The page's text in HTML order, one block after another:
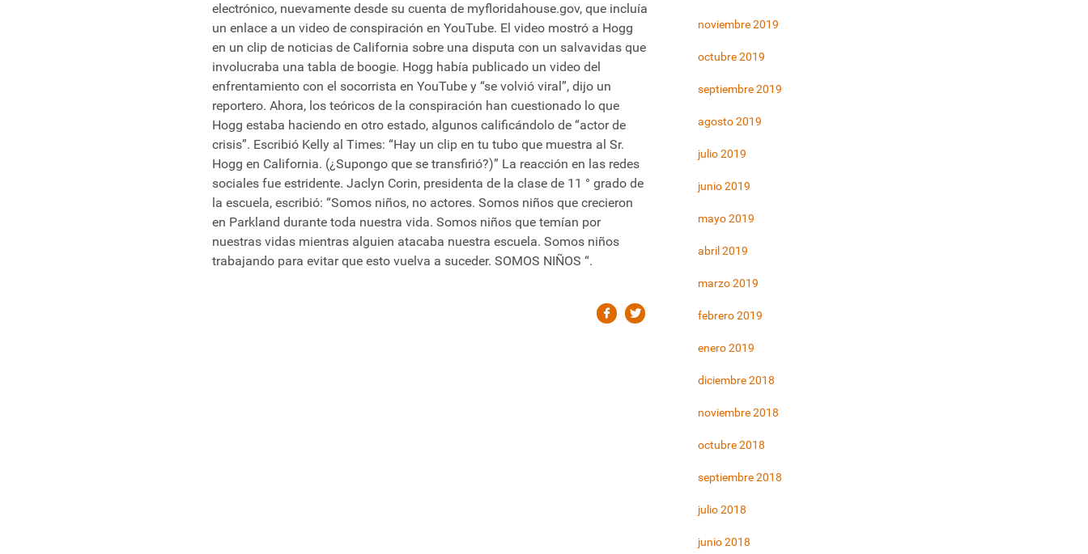
electrónico, nuevamente desde su cuenta de myfloridahouse.gov, que incluía
un enlace a un video de conspiración en YouTube. El video mostró a Hogg
en un clip de noticias de California sobre una disputa con un salvavidas que
involucraba una tabla de boogie. Hogg había publicado un video del
enfrentamiento con el socorrista en YouTube y “se volvió viral”, dijo un
reportero. Ahora, los teóricos de la conspiración han cuestionado lo que
Hogg estaba haciendo en otro estado, algunos calificándolo de “actor de
crisis”. Escribió Kelly al Times: “Hay un clip en tu tubo que muestra al Sr.
Hogg en California. (¿Supongo que se transfirió?)” La reacción en las redes
sociales fue estridente. Jaclyn Corin, presidenta de la clase de 11 ° grado de
la escuela, escribió: “Somos niños, no actores. Somos niños que crecieron
en Parkland durante toda nuestra vida. Somos niños que temían por
nuestras vidas mientras alguien atacaba nuestra escuela. Somos niños
trabajando para evitar que esto vuelva a suceder. SOMOS NIÑOS “.
noviembre 2019
octubre 2019
septiembre 2019
agosto 2019
julio 2019
junio 2019
mayo 2019
abril 2019
marzo 2019
febrero 2019
enero 2019
diciembre 2018
noviembre 2018
octubre 2018
septiembre 2018
julio 2018
junio 2018